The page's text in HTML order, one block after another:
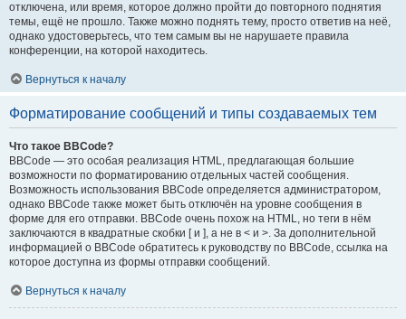
отключена, или время, которое должно пройти до повторного поднятия
темы, ещё не прошло. Также можно поднять тему, просто ответив на неё,
однако удостоверьтесь, что тем самым вы не нарушаете правила
конференции, на которой находитесь.
Вернуться к началу
Форматирование сообщений и типы создаваемых тем
Что такое BBCode?
BBCode — это особая реализация HTML, предлагающая большие
возможности по форматированию отдельных частей сообщения.
Возможность использования BBCode определяется администратором,
однако BBCode также может быть отключён на уровне сообщения в
форме для его отправки. BBCode очень похож на HTML, но теги в нём
заключаются в квадратные скобки [ и ], а не в < и >. За дополнительной
информацией о BBCode обратитесь к руководству по BBCode, ссылка на
которое доступна из формы отправки сообщений.
Вернуться к началу